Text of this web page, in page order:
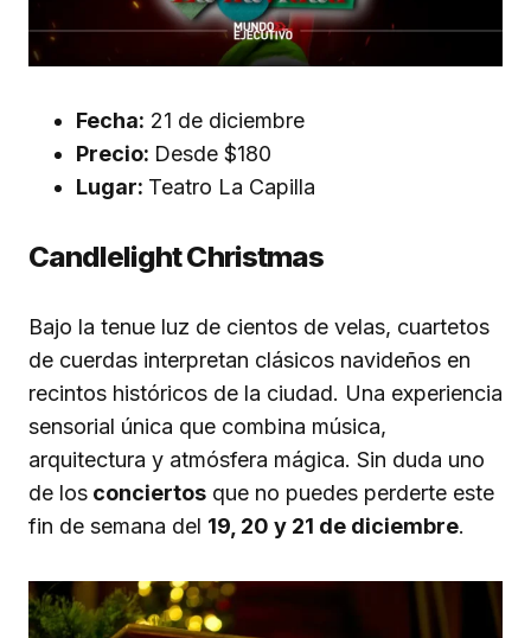
Fecha: 21 de diciembre
Precio: Desde $180
Lugar: Teatro La Capilla
Candlelight Christmas
Bajo la tenue luz de cientos de velas, cuartetos
de cuerdas interpretan clásicos navideños en
recintos históricos de la ciudad. Una experiencia
sensorial única que combina música,
arquitectura y atmósfera mágica. Sin duda uno
de los conciertos que no puedes perderte este
fin de semana del 19, 20 y 21 de diciembre.